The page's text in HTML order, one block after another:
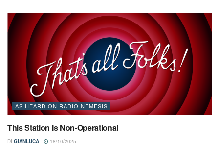
AS HEARD ON RADIO NEMESIS
This Station Is Non-Operational
DI GIANLUCA 18/10/2025